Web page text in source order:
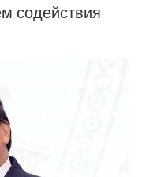
содействия